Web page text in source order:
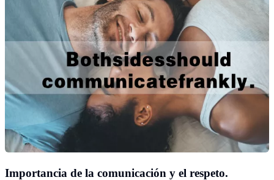
Importancia de la comunicación y el respeto.